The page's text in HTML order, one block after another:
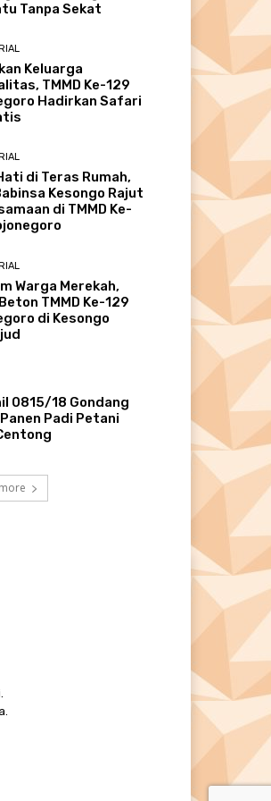
Tanpa Sekat
Keluarga
TMMD Ke-129
Hadirkan Safari
di Teras Rumah,
Kesongo Rajut
di TMMD Ke-
Warga Merekah,
TMMD Ke-129
di Kesongo
0815/18 Gondang
Padi Petani